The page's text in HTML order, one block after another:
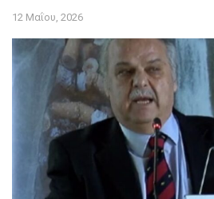
12 Μαΐου, 2026